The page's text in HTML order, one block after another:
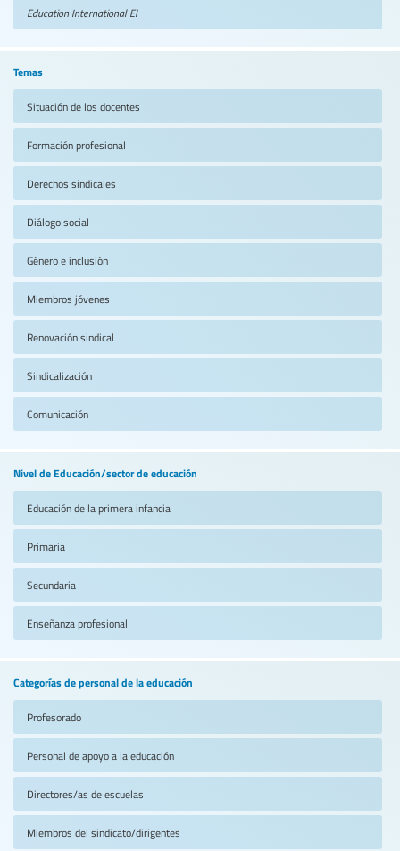
Education InternationalEI
Temas
Situación de los docentes
Formación profesional
Derechos sindicales
Diálogo social
Género e inclusión
Miembros jóvenes
Renovación sindical
Sindicalización
Comunicación
Nivel de Educación/sector de educación
Educación de la primera infancia
Primaria
Secundaria
Enseñanza profesional
Categorías de personal de la educación
Profesorado
Personal de apoyo a la educación
Directores/as de escuelas
Miembros del sindicato/dirigentes